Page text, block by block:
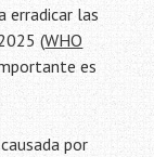
erradicar las
(WHO
es
por